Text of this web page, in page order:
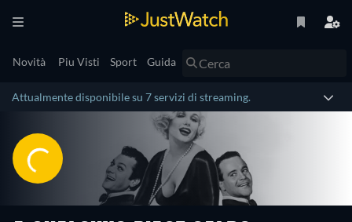
Novità Piu Visti Sport Guida
Attualmente disponibile su 7 servizi di streaming.